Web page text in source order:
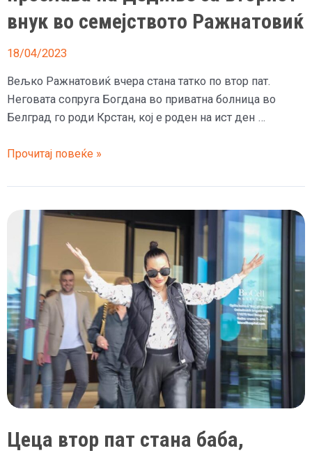
внук во семејството Ражнатовиќ
18/04/2023
Вељко Ражнатовиќ вчера стана татко по втор пат.
Неговата сопруга Богдана во приватна болница во
Белград го роди Крстан, кој е роден на ист ден …
(Видео)
качена
стол,
Вељко
скината
кошула,
прослава
на
Дедиње
вториот
внук
семејството
Прочитај повеќе »
Цеца втор пат стана баба,